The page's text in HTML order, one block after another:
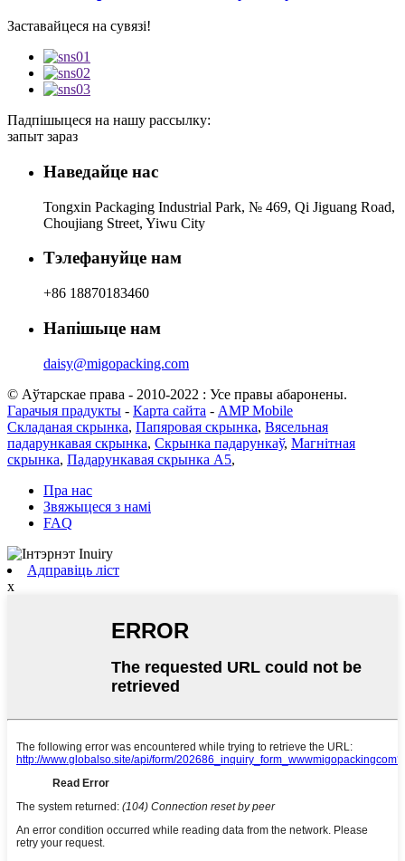
Заставайцеся на сувязі!
Падпішыцеся на нашу рассылку:
запыт зараз
Наведайце нас
Tongxin Packaging Industrial Park, № 469, Qi Jiguang Road,
Choujiang Street, Yiwu City
Тэлефануйце нам
+86 18870183460
Напішыце нам
daisy@migopacking.com
© Аўтарскае права - 2010-2022 : Усе правы абаронены.
Гарачыя прадукты - Карта сайта - AMP Mobile
Складаная скрынка, Папяровая скрынка, Вясельная
падарункавая скрынка, Скрынка падарункаў, Магнітная
скрынка, Падарункавая скрынка А5,
Пра нас
Звяжыцеся з намі
FAQ
Адправіць ліст
x